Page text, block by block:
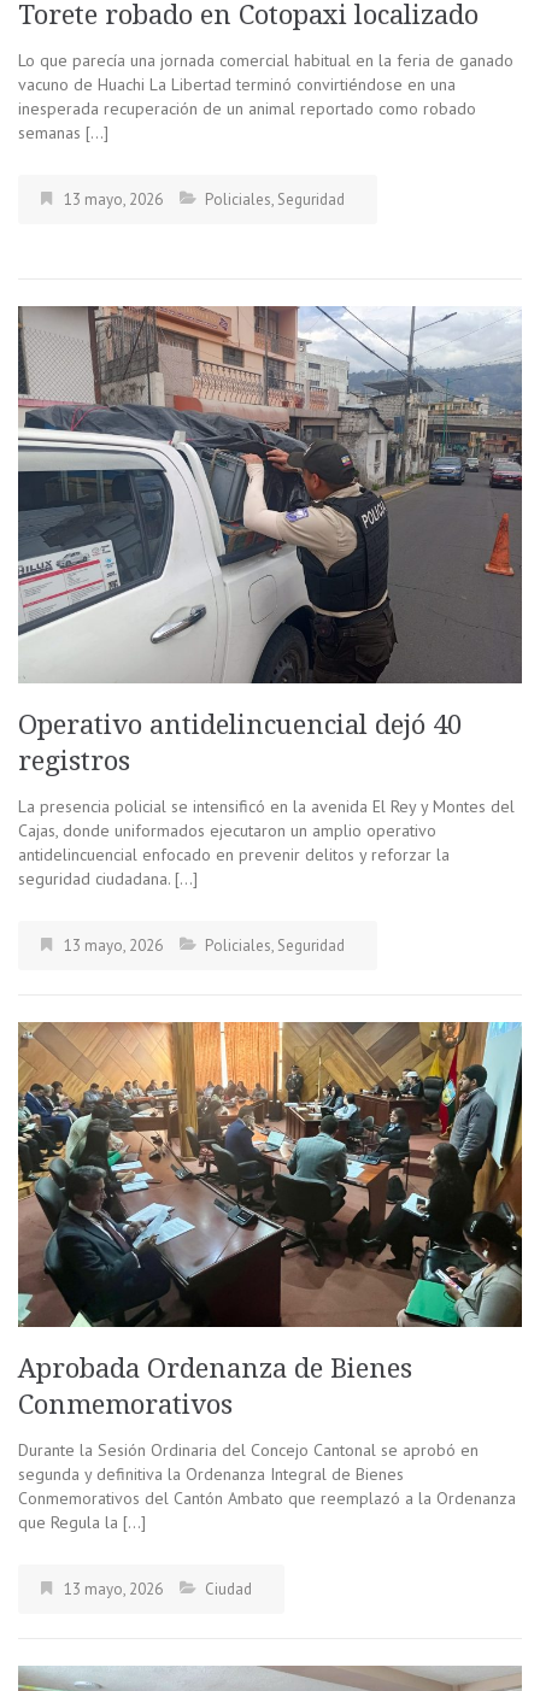
Torete robado en Cotopaxi localizado
Lo que parecía una jornada comercial habitual en la feria de ganado
vacuno de Huachi La Libertad terminó convirtiéndose en una
inesperada recuperación de un animal reportado como robado
semanas […]
13 mayo, 2026 Policiales, Seguridad
Operativo antidelincuencial dejó 40
registros
La presencia policial se intensificó en la avenida El Rey y Montes del
Cajas, donde uniformados ejecutaron un amplio operativo
antidelincuencial enfocado en prevenir delitos y reforzar la
seguridad ciudadana. […]
13 mayo, 2026 Policiales, Seguridad
Aprobada Ordenanza de Bienes
Conmemorativos
Durante la Sesión Ordinaria del Concejo Cantonal se aprobó en
segunda y definitiva la Ordenanza Integral de Bienes
Conmemorativos del Cantón Ambato que reemplazó a la Ordenanza
que Regula la […]
13 mayo, 2026 Ciudad